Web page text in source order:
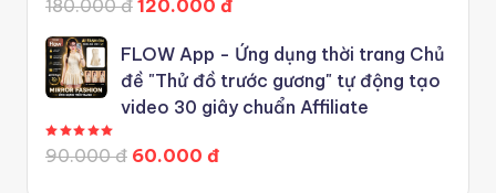
180.000 đ 120.000 đ
FLOW App - Ứng dụng thời trang Chủ
đề "Thử đồ trước gương" tự động tạo
video 30 giây chuẩn Affiliate
90.000 đ 60.000 đ